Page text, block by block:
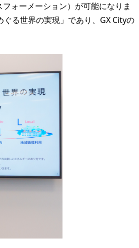
ォーメーション）が可能になりま
る世界の実現」であり、GX Cityの